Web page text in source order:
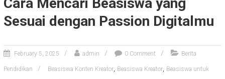
Sesuai dengan Passion Digitalmu
February 5, 2025 admin 0 Comment Berita
Pendidikan Beasiswa Konten Kreator, Beasiswa Kreator, Beasiswa untuk